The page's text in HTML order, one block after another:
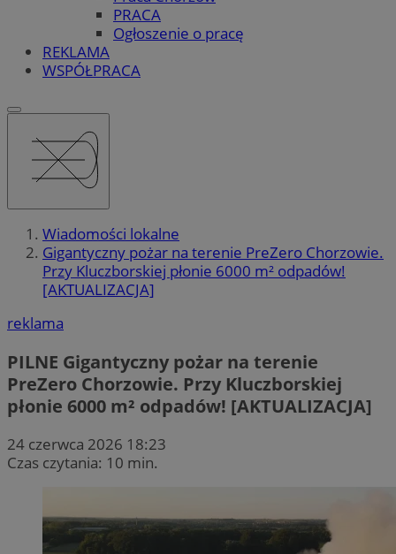
PRACA
Ogłoszenie o pracę
REKLAMA
WSPÓŁPRACA
Wiadomości lokalne
Gigantyczny pożar na terenie PreZero Chorzowie.
Przy Kluczborskiej płonie 6000 m² odpadów!
[AKTUALIZACJA]
reklama
PILNE Gigantyczny pożar na terenie
PreZero Chorzowie. Przy Kluczborskiej
płonie 6000 m² odpadów! [AKTUALIZACJA]
24 czerwca 2026 18:23
Czas czytania: 10 min.